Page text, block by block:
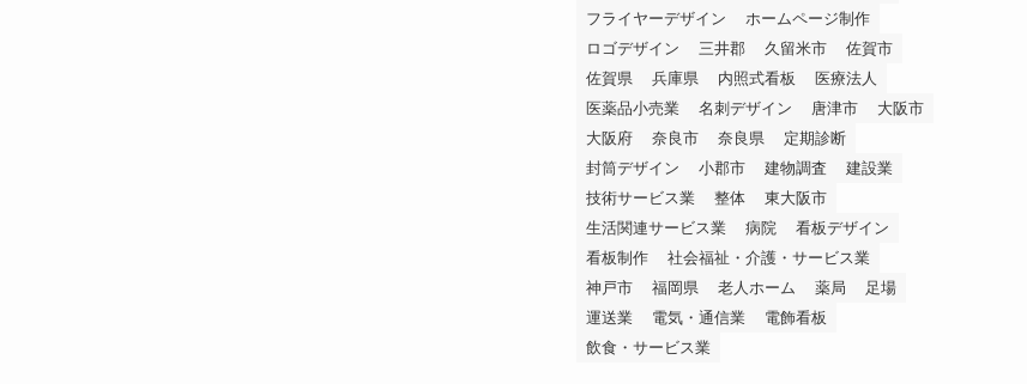
フライヤーデザイン
ホームページ制作
ロゴデザイン
三井郡 久留米市
佐賀市
佐賀県
兵庫県 内照式看板
医療法人
医薬品小売業
名刺デザイン 唐津市
大阪市
大阪府
奈良市 奈良県
定期診断
封筒デザイン
小郡市 建物調査
建設業
技術サービス業
整体
東大阪市
生活関連サービス業
病院
看板デザイン
看板制作
社会福祉・介護・サービス業
神戸市
福岡県 老人ホーム 薬局
足場
運送業
電気・通信業
電飾看板
飲食・サービス業